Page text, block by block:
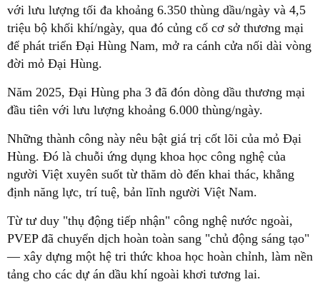
với lưu lượng tối đa khoảng 6.350 thùng dầu/ngày và 4,5
triệu bộ khối khí/ngày, qua đó củng cố cơ sở thương mại
để phát triển Đại Hùng Nam, mở ra cánh cửa nối dài vòng
đời mỏ Đại Hùng.
Năm 2025, Đại Hùng pha 3 đã đón dòng dầu thương mại
đầu tiên với lưu lượng khoảng 6.000 thùng/ngày.
Những thành công này nêu bật giá trị cốt lõi của mỏ Đại
Hùng. Đó là chuỗi ứng dụng khoa học công nghệ của
người Việt xuyên suốt từ thăm dò đến khai thác, khẳng
định năng lực, trí tuệ, bản lĩnh người Việt Nam.
Từ tư duy "thụ động tiếp nhận" công nghệ nước ngoài,
PVEP đã chuyển dịch hoàn toàn sang "chủ động sáng tạo"
— xây dựng một hệ tri thức khoa học hoàn chỉnh, làm nền
tảng cho các dự án dầu khí ngoài khơi tương lai.